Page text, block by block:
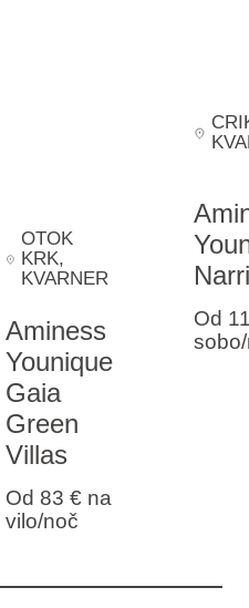
OTOK
KRK,
KVARNER
Aminess
Younique
Gaia
Green
Villas
Od 83 € na
vilo/noč
Od